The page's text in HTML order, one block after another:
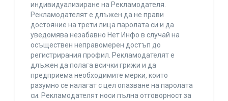
индивидуализиране на Рекламодателя.
Рекламодателят е длъжен да не прави
достояние на трети лица паролата си и да
уведомява незабавно Нет Инфо в случай на
осъществен неправомерен достъп до
регистрирания профил. Рекламодателят е
длъжен да полага всички грижи и да
предприема необходимите мерки, които
разумно се налагат с цел опазване на паролата
си. Рекламодателят носи пълна отговорност за